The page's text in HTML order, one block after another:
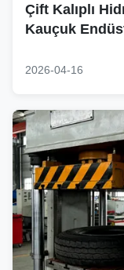
Çift Kalıplı
Kauçuk
2026-04-16